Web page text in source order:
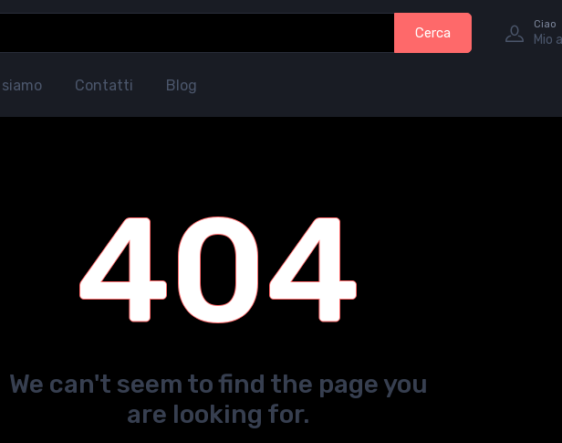
Cerca
Ciao
Mio
Contatti Blog
404
We can't seem to find the page you
are looking for.